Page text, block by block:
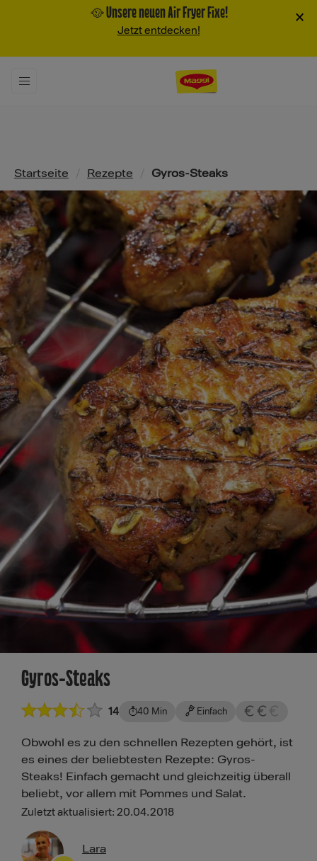
🥘 Unsere neuen Air Fryer Fixe!
Jetzt entdecken!
×
Pfadnavigation
Startseite Rezepte Gyros-Steaks
Gyros-Steaks
14 40 Min Einfach
Obwohl es zu den schnellen Rezepten gehört, ist
es eines der beliebtesten Rezepte: Gyros-
Steaks! Einfach gemacht und gleichzeitig überall
beliebt, vor allem mit Pommes und Salat.
Zuletzt aktualisiert: 20.04.2018
Lara